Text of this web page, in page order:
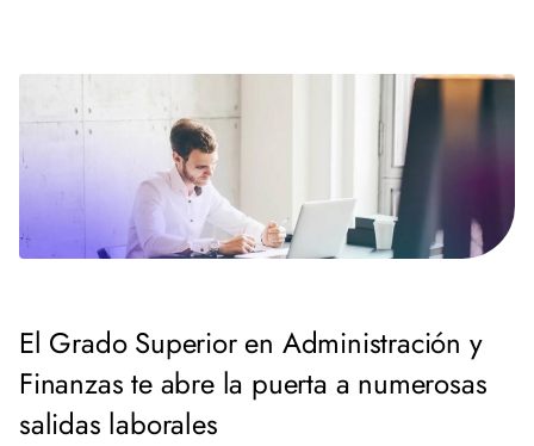
El Grado Superior en Administración y
Finanzas te abre la puerta a numerosas
salidas laborales